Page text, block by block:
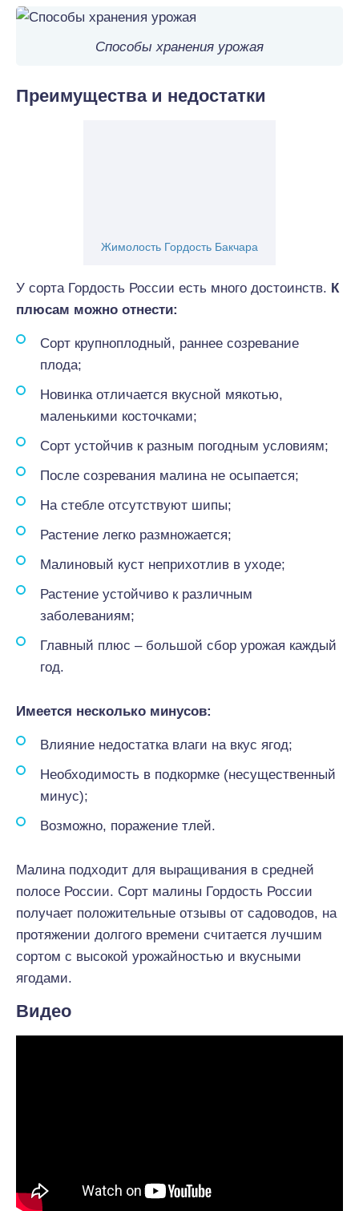
Способы хранения урожая
Преимущества и недостатки
Жимолость Гордость Бакчара
У сорта Гордость России есть много достоинств. К
плюсам можно отнести:
Сорт крупноплодный, раннее созревание
плода;
Новинка отличается вкусной мякотью,
маленькими косточками;
Сорт устойчив к разным погодным условиям;
После созревания малина не осыпается;
На стебле отсутствуют шипы;
Растение легко размножается;
Малиновый куст неприхотлив в уходе;
Растение устойчиво к различным
заболеваниям;
Главный плюс – большой сбор урожая каждый
год.
Имеется несколько минусов:
Влияние недостатка влаги на вкус ягод;
Необходимость в подкормке (несущественный
минус);
Возможно, поражение тлей.
Малина подходит для выращивания в средней
полосе России. Сорт малины Гордость России
получает положительные отзывы от садоводов, на
протяжении долгого времени считается лучшим
сортом с высокой урожайностью и вкусными
ягодами.
Видео